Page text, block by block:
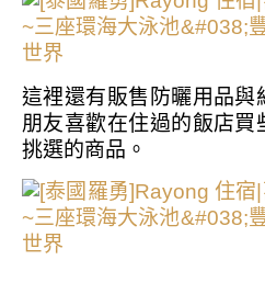
這裡還有販售防曬用品
朋友喜歡在住過的飯店
挑選的商品。